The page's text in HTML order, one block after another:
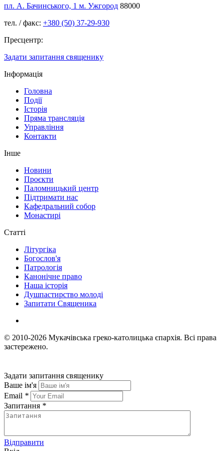
пл. А. Бачинського, 1 м. Ужгород 88000
тел. / факс: +380 (50) 37-29-930
Пресцентр:
Задати запитання священику
Інформація
Головна
Події
Історія
Пряма трансляція
Управління
Контакти
Інше
Новини
Проєкти
Паломницький центр
Підтримати нас
Кафедральний собор
Монастирі
Статті
Літургіка
Богослов'я
Патрологія
Канонічне право
Наша історія
Душпастирство молоді
Запитати Священика
© 2010-2026 Мукачівська греко-католицька єпархія. Всі права
застережено.
Задати запитання священику
Ваше ім'я
Email *
Запитання *
Відправити